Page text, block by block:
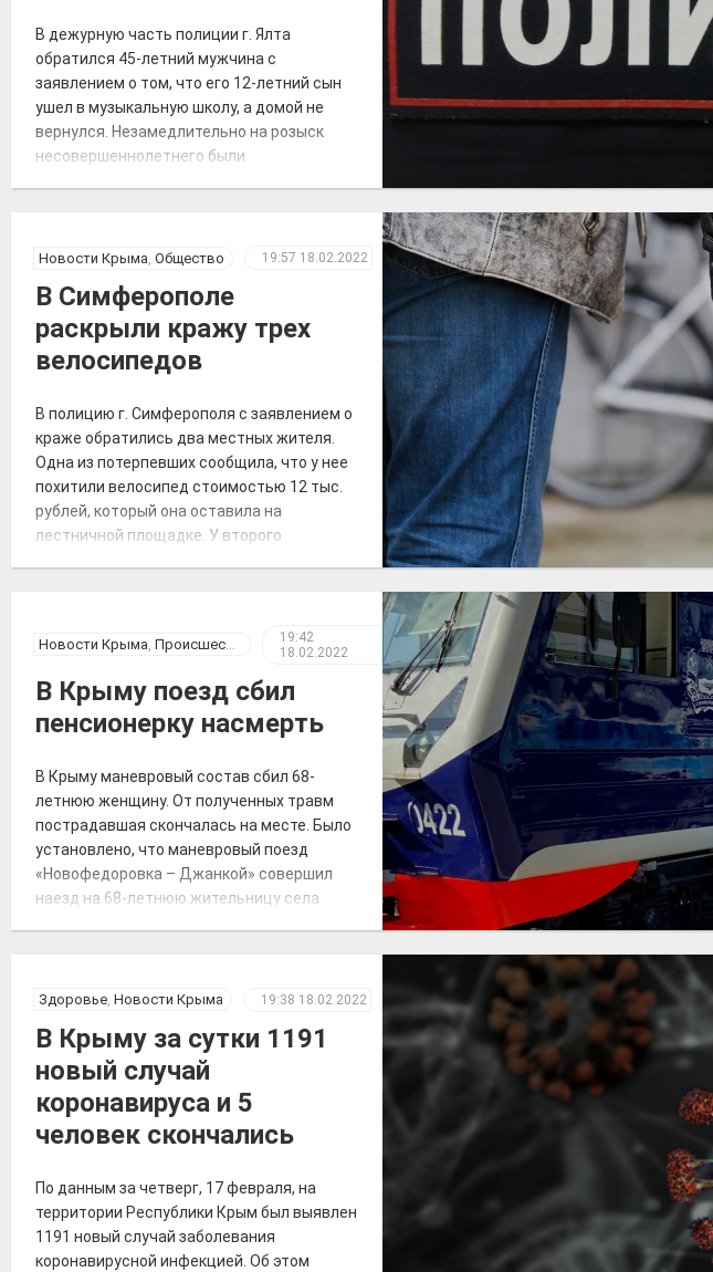
В дежурную часть полиции г. Ялта
обратился 45-летний мужчина с
заявлением о том, что его 12-летний сын
ушел в музыкальную школу, а домой не
вернулся. Незамедлительно на розыск
несовершеннолетнего были
уполномоченные, все дежурные наряды
службы, ГИБДД, уголовного розыска.
Также к поисковым мероприятиям
привлекли кинолога […]
Новости Крыма Общество 19:57 18.02.2022
В Симферополе
раскрыли кражу трех
велосипедов
В полицию г. Симферополя с заявлением о
краже обратились два местных жителя.
Одна из потерпевших сообщила, что у нее
похитили велосипед стоимостью 12 тыс.
рублей, который она оставила на
лестничной площадке. У второго
сроки по подозрению в совершении
данных преступлений задержаны двое […]
Новости Крыма, Происшествия
19:42
18.02.2022
В Крыму поезд сбил
пенсионерку насмерть
В Крыму маневровый состав сбил 68-
летнюю женщину. От полученных травм
пострадавшая скончалась на месте. Было
установлено, что маневровый поезд
«Новофедоровка – Джанкой» совершил
наезд на 68-летнюю жительницу села
«Кировская». «Женщина переходила через
для этого месте, но на сигналы,
подаваемые машинистом, […]
Здоровье, Новости Крыма 19:38 18.02.2022
В Крыму за сутки 1191
новый случай
коронавируса и 5
человек скончались
По данным за четверг, 17 февраля, на
территории Республики Крым был выявлен
1191 новый случай заболевания
коронавирусной инфекцией. Об этом